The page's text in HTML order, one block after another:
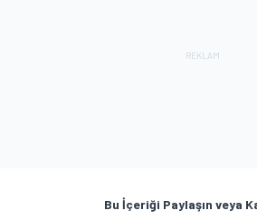
Bu İçeriği Paylaşın veya